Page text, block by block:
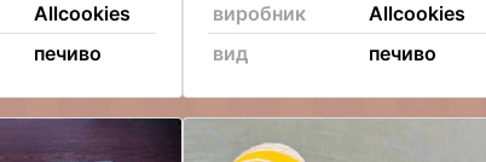
Allcookies
печиво
виробник
Allcookies
вид
печиво